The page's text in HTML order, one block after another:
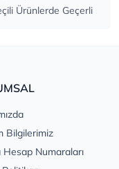
Ürünlerde Geçerli
Bilgilerimiz
Hesap Numaraları